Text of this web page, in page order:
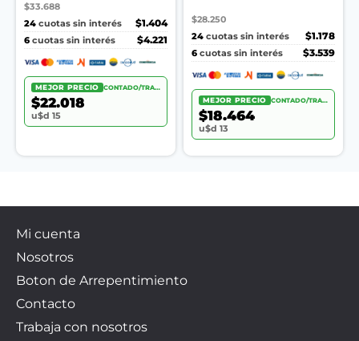
$33.688
24 cuotas sin interés
$1.404
6 cuotas sin interés $4.221
MEJOR PRECIO CONTADO/TRANSF.
$22.018
u$d 15
$28.250
24 cuotas sin interés
$1.178
6 cuotas sin interés $3.539
MEJOR PRECIO CONTADO/TRANSF.
$18.464
u$d 13
Mi cuenta
Nosotros
Boton de Arrepentimiento
Contacto
Trabaja con nosotros